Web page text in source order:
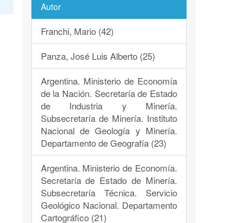
Autor
Franchi, Mario (42)
Panza, José Luis Alberto (25)
Argentina. Ministerio de Economía
de la Nación. Secretaría de Estado
de Industria y Minería.
Subsecretaría de Minería. Instituto
Nacional de Geología y Minería.
Departamento de Geografía (23)
Argentina. Ministerio de Economía.
Secretaría de Estado de Minería.
Subsecretaría Técnica. Servicio
Geológico Nacional. Departamento
Cartográfico (21)